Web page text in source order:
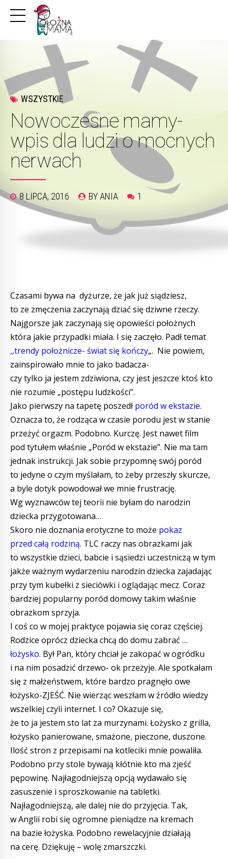
WSZYSTKIE
Nowoczesne mamy-
wpis dla ludzi o mocnych
nerwach
8 LIPCA, 2016 BY ANIA 1
Czasami bywa na dyżurze, że jak już siądziesz,
to ze zmęczenia zaczynają dziać się dziwne rzeczy.
Najgorsze jak zaczynają się opowieści położnych
która jakie przypadki miała. I się zaczęło. Padł temat
,,trendy położnicze- świat się kończy„. Nie powiem,
zainspirowało mnie to jako badacza-
czy tylko ja jestem zdziwiona, czy jest jeszcze ktoś kto
nie rozumie „postępu ludzkości”.
Jako pierwszy na tapetę poszedł poród w ekstazie.
Oznacza to, że rodząca w czasie porodu jest w stanie
przeżyć orgazm. Podobno. Kurczę. Jest nawet film
pod tytułem właśnie „Poród w ekstazie”. Nie ma tam
jednak instrukcji. Jak sobie przypomnę swój poród
to jedyne o czym myślałam, to żeby przeszły skurcze,
a byle dotyk powodował we mnie frustrację.
Wg wyznawców tej teorii nie byłam do narodzin
dziecka przygotowana…
Skoro nie doznania erotyczne to może pokaz
przed całą rodziną. TLC raczy nas obrazkami jak
to wszystkie dzieci, babcie i sąsiedzi uczestniczą w tym
jakże ważnym wydarzeniu narodzin dziecka zajadając
przy tym kubełki z sieciówki i oglądając mecz. Coraz
bardziej popularny poród domowy takim właśnie
obrazkom sprzyja.
I coś co w mojej praktyce pojawia się coraz częściej.
Rodzice oprócz dziecka chcą do domu zabrać …
łożysko. Był Pan, który chciał je zakopać w ogródku
i na nim posadzić drzewo- ok przeżyje. Ale spotkałam
się z małżeństwem, które bardzo pragnęło owe
łożysko-ZJEŚĆ. Nie wierząc weszłam w źródło wiedzy
wszelkiej czyli internet. I co? Okazuje się,
że to ja jestem sto lat za murzynami. Łożysko z grilla,
łożysko panierowane, smażone, pieczone, duszone.
Ilość stron z przepisami na kotleciki mnie powaliła.
Podobno przy stole bywają kłótnie kto ma zjeść
pępowinę. Najłagodniejszą opcją wydawało się
zasuszenie i sproszkowanie na tabletki.
Najłagodniejszą, ale dalej nie do przyjęcia. Tak,
w Anglii robi się ogromne pieniądze na kremach
na bazie łożyska. Podobno rewelacyjnie działają
na cerę. Dziękuję – wolę zmarszczki.